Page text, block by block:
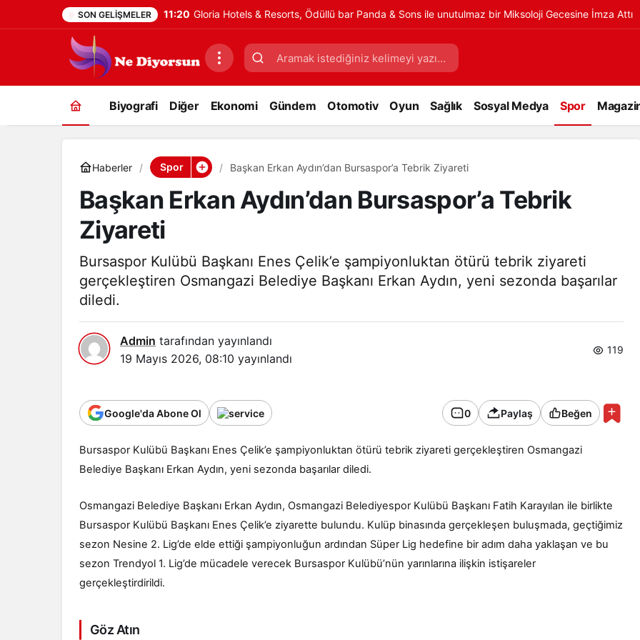
SON GELIŞMELER 11:20 Gloria Hotels & Resorts, Ödüllü bar Panda & Sons ile unutulmaz bir Miksoloji Gecesine İmza Attı
Biyografi Diğer Ekonomi Gündem Otomotiv Oyun Sağlık Sosyal Medya Spor
Haberler Spor Başkan Erkan Aydın’dan Bursaspor’a Tebrik Ziyareti
Başkan Erkan Aydın’dan Bursaspor’a Tebrik
Ziyareti
Bursaspor Kulübü Başkanı Enes Çelik’e şampiyonluktan ötürü tebrik ziyareti
gerçekleştiren Osmangazi Belediye Başkanı Erkan Aydın, yeni sezonda başarılar
diledi.
Admin tarafından yayınlandı
19 Mayıs 2026, 08:10 yayınlandı
119
Google'da Abone Ol 0 Paylaş Beğen
Bursaspor Kulübü Başkanı Enes Çelik’e şampiyonluktan ötürü tebrik ziyareti gerçekleştiren Osmangazi
Belediye Başkanı Erkan Aydın, yeni sezonda başarılar diledi.
Osmangazi Belediye Başkanı Erkan Aydın, Osmangazi Belediyespor Kulübü Başkanı Fatih Karayılan ile birlikte
Bursaspor Kulübü Başkanı Enes Çelik’e ziyarette bulundu. Kulüp binasında gerçekleşen buluşmada, geçtiğimiz
sezon Nesine 2. Lig’de elde ettiği şampiyonluğun ardından Süper Lig hedefine bir adım daha yaklaşan ve bu
sezon Trendyol 1. Lig’de mücadele verecek Bursaspor Kulübü’nün yarınlarına ilişkin istişareler
gerçekleştirdirildi.
Göz Atın